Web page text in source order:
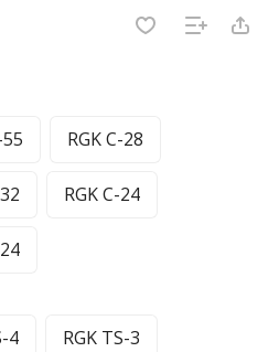
RGK C-28
RGK C-24
4 RGK TS-3